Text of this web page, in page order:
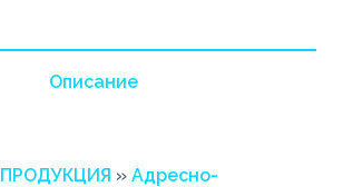
Описание
ПРОДУКЦИЯ » Адресно-